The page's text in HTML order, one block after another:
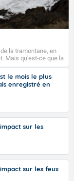
la tramontane, en
Mais qu'est-ce que la
tramontane est un
ou ouest à nord-
de l’Aude et à
latin trasmontanus,
montagneuses
le mois le plus
enregistré en
sur les
sur les feux